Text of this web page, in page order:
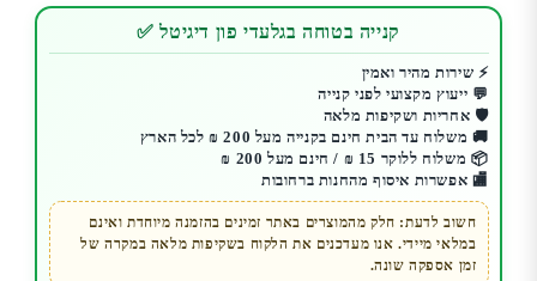
טאבלט
S6
לייט
|
64GB
|
4GB
RAM
קנייה בטוחה בגלעדי פון דיגיטל ✅
⚡ שירות מהיר ואמין
💬 ייעוץ מקצועי לפני קנייה
🛡️ אחריות ושקיפות מלאה
🚚 משלוח עד הבית חינם בקנייה מעל 200 ₪ לכל הארץ
📦 משלוח ללוקר 15 ₪ / חינם מעל 200 ₪
🏬 אפשרות איסוף מהחנות ברחובות
חשוב לדעת: חלק מהמוצרים באתר זמינים בהזמנה מיוחדת ואינם
במלאי מיידי. אנו מעדכנים את הלקוח בשקיפות מלאה במקרה של
זמן אספקה שונה.